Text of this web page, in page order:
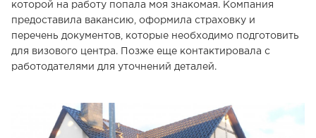
которой на работу попала моя знакомая. Компания
предоставила вакансию, оформила страховку и
перечень документов, которые необходимо подготовить
для визового центра. Позже еще контактировала с
работодателями для уточнений деталей.